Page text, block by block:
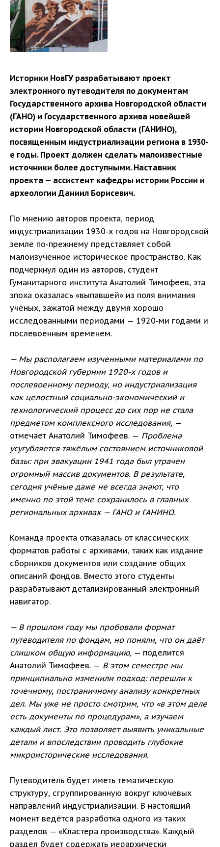
Историки НовГУ разрабатывают проект
электронного путеводителя по документам
Государственного архива Новгородской области
(ГАНО) и Государственного архива новейшей
истории Новгородской области (ГАНИНО),
посвященным индустриализации региона в 1930-
е годы. Проект должен сделать малоизвестные
источники более доступными. Наставник
проекта — ассистент кафедры истории России и
археологии Даниил Борисевич.
По мнению авторов проекта, период
индустриализации 1930-х годов на Новгородской
земле по-прежнему представляет собой
малоизученное историческое пространство. Как
подчеркнул один из авторов, студент
Гуманитарного института Анатолий Тимофеев, эта
эпоха оказалась «выпавшей» из поля внимания
учёных, зажатой между двумя хорошо
исследованными периодами — 1920-ми годами и
послевоенным временем.
— Мы располагаем изученными материалами по
Новгородской губернии 1920-х годов и
послевоенному периоду, но индустриализация
как целостный социально-экономический и
технологический процесс до сих пор не стала
предметом комплексного исследования, —
отмечает Анатолий Тимофеев. — Проблема
усугубляется тяжёлым состоянием источниковой
базы: при эвакуации 1941 года был утрачен
огромный массив документов. В результате,
сегодня учёные даже не всегда знают, что
именно по этой теме сохранилось в главных
региональных архивах — ГАНО и ГАНИНО.
Команда проекта отказалась от классических
форматов работы с архивами, таких как издание
сборников документов или создание общих
описаний фондов. Вместо этого студенты
разрабатывают детализированный электронный
навигатор.
— В прошлом году мы пробовали формат
путеводителя по фондам, но поняли, что он даёт
слишком общую информацию, — поделится
Анатолий Тимофеев. — В этом семестре мы
принципиально изменили подход: перешли к
точечному, постраничному анализу конкретных
дел. Мы уже не просто смотрим, что «в этом деле
есть документы по процедурам», а изучаем
каждый лист. Это позволяет выявить уникальные
детали и впоследствии проводить глубокие
микроисторические исследования.
Путеводитель будет иметь тематическую
структуру, сгруппированную вокруг ключевых
направлений индустриализации. В настоящий
момент ведётся разработка одного из таких
разделов — «Кластера производства». Каждый
раздел будет содержать иерархически